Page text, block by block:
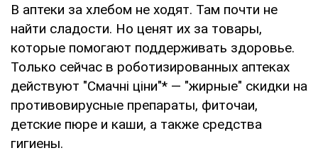
В аптеки за хлебом не ходят. Там почти не
найти сладости. Но ценят их за товары,
которые помогают поддерживать здоровье.
Только сейчас в роботизированных аптеках
действуют "Смачні ціни"* — "жирные" скидки на
противовирусные препараты, фиточаи,
детские пюре и каши, а также средства
гигиены.